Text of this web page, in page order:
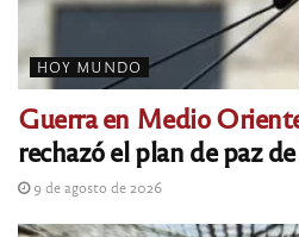
HOY MUNDO
Guerra en Medio
rechazó el plan de paz
9 de agosto de 2026